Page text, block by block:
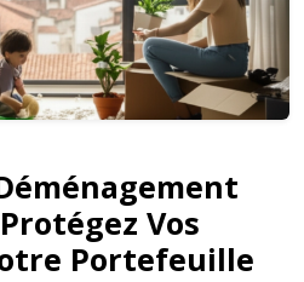
Vos
Portefeuille